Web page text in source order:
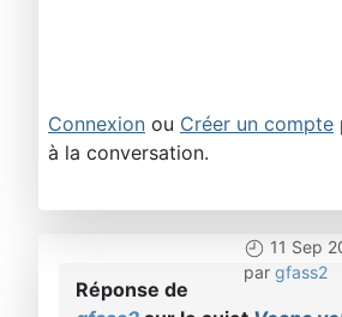
Connexion ou Créer un compte
à la conversation.
11 Sep
par gfass2
Réponse de